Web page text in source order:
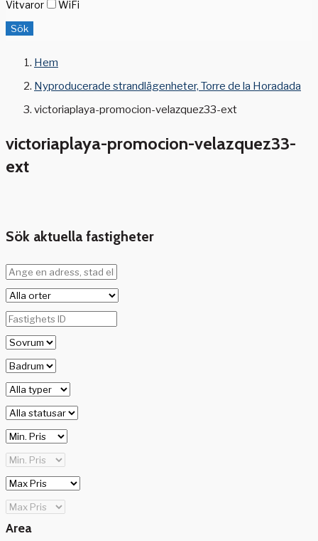
Vitvaror
WiFi
Sök
Hem
Nyproducerade strandlägenheter, Torre de la Horadada
victoriaplaya-promocion-velazquez33-ext
victoriaplaya-promocion-velazquez33-
ext
Sök aktuella fastigheter
Area